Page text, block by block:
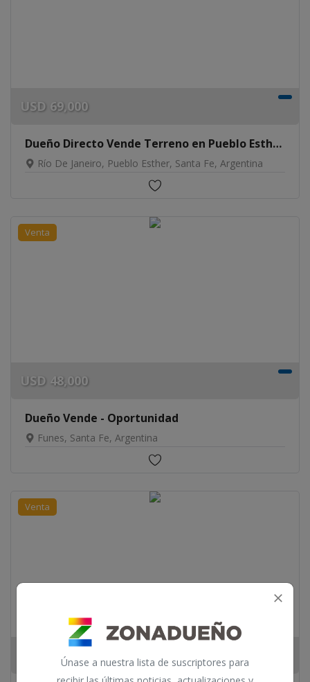
Únase a nuestra lista de suscriptores para
USD 69,000
Dueño Directo Vende Terreno en Pueblo Esther 300 m²
Río De Janeiro, Pueblo Esther, Santa Fe, Argentina
Venta
USD 48,000
Dueño Vende - Oportunidad
Funes, Santa Fe, Argentina
Venta
7,000,000